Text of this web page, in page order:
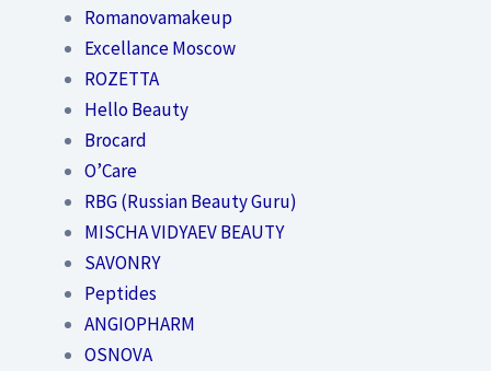
Romanovamakeup
Excellance Moscow
ROZETTA
Hello Beauty
Brocard
O’Care
RBG (Russian Beauty Guru)
MISCHA VIDYAEV BEAUTY
SAVONRY
Peptides
ANGIOPHARM
OSNOVA